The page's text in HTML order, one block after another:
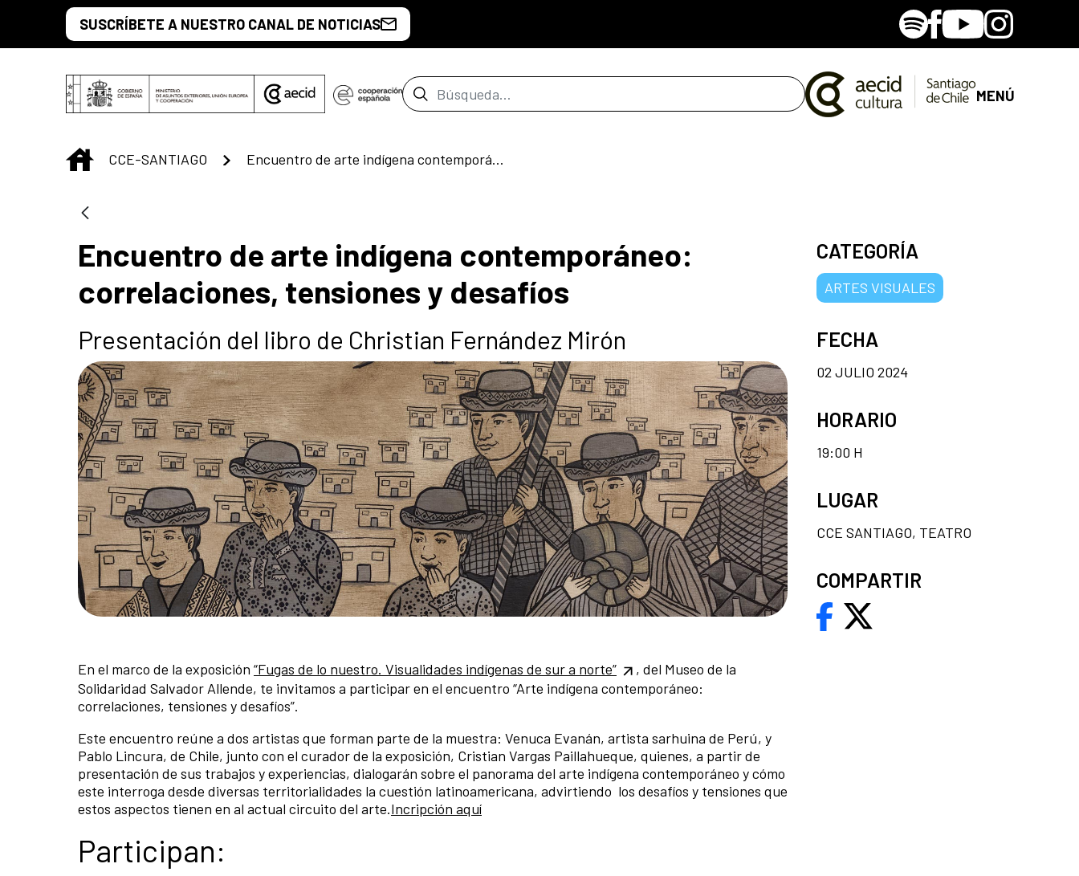
Saltar al contenido principal
SUSCRÍBETE A NUESTRO CANAL DE NOTICIAS SpotifyFacebook
YoutubeInstagram
Barra de búsqueda MENÚ
INICIO
CCE-SANTIAGO Encuentro de arte indígena contemporáneo: correlaciones, tensiones y desafíos
Encuentro de arte indígena contemporáneo:
correlaciones, tensiones y desafíos
Presentación del libro de Christian Fernández Mirón
En el marco de la exposición “Fugas de lo nuestro. Visualidades indígenas de sur a norte”
, del Museo de la
Solidaridad Salvador Allende, te invitamos a participar en el encuentro “Arte indígena contemporáneo:
correlaciones, tensiones y desafíos”.
Este encuentro reúne a dos artistas que forman parte de la muestra: Venuca Evanán, artista sarhuina de Perú, y
Pablo Lincura, de Chile, junto con el curador de la exposición, Cristian Vargas Paillahueque, quienes, a partir de
presentación de sus trabajos y experiencias, dialogarán sobre el panorama del arte indígena contemporáneo y cómo
este interroga desde diversas territorialidades la cuestión latinoamericana, advirtiendo los desafíos y tensiones que
estos aspectos tienen en al actual circuito del arte.Incripción aquí
Participan:
CATEGORÍA
ARTES VISUALES
FECHA
02 JULIO 2024
HORARIO
19:00 H
LUGAR
CCE SANTIAGO, TEATRO
COMPARTIR